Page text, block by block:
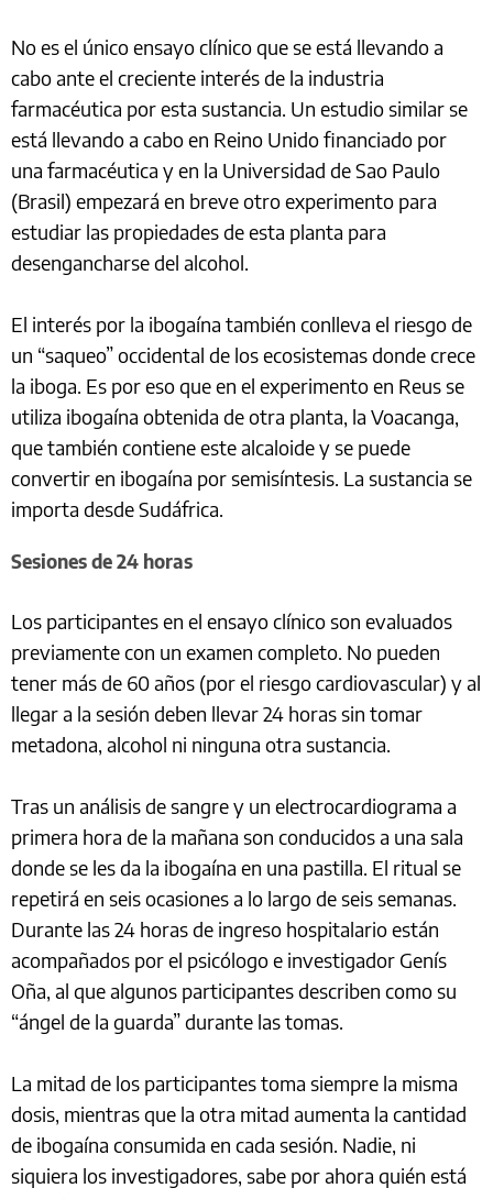
No es el único ensayo clínico que se está llevando a
cabo ante el creciente interés de la industria
farmacéutica por esta sustancia. Un estudio similar se
está llevando a cabo en Reino Unido financiado por
una farmacéutica y en la Universidad de Sao Paulo
(Brasil) empezará en breve otro experimento para
estudiar las propiedades de esta planta para
desengancharse del alcohol.
El interés por la ibogaína también conlleva el riesgo de
un “saqueo” occidental de los ecosistemas donde crece
la iboga. Es por eso que en el experimento en Reus se
utiliza ibogaína obtenida de otra planta, la Voacanga,
que también contiene este alcaloide y se puede
convertir en ibogaína por semisíntesis. La sustancia se
importa desde Sudáfrica.
Sesiones de 24 horas
Los participantes en el ensayo clínico son evaluados
previamente con un examen completo. No pueden
tener más de 60 años (por el riesgo cardiovascular) y al
llegar a la sesión deben llevar 24 horas sin tomar
metadona, alcohol ni ninguna otra sustancia.
Tras un análisis de sangre y un electrocardiograma a
primera hora de la mañana son conducidos a una sala
donde se les da la ibogaína en una pastilla. El ritual se
repetirá en seis ocasiones a lo largo de seis semanas.
Durante las 24 horas de ingreso hospitalario están
acompañados por el psicólogo e investigador Genís
Oña, al que algunos participantes describen como su
“ángel de la guarda” durante las tomas.
La mitad de los participantes toma siempre la misma
dosis, mientras que la otra mitad aumenta la cantidad
de ibogaína consumida en cada sesión. Nadie, ni
siquiera los investigadores, sabe por ahora quién está